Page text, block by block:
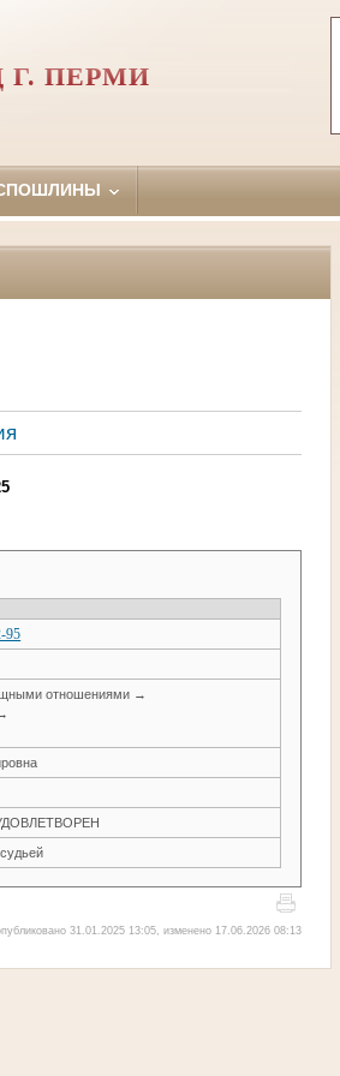
Г. ПЕРМИ
95
отношениями →
УДОВЛЕТВОРЕН
31.01.2025 13:05, изменено 17.06.2026 08:13